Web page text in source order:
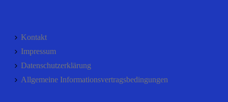
Kontakt
Impressum
Datenschutzerklärung
Allgemeine Informationsvertragsbedingungen